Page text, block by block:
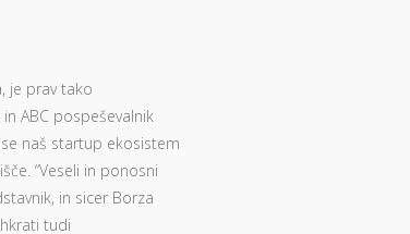
je prav tako
ABC pospeševalnik
naš startup ekosistem
“Veseli in ponosni
in sicer Borza
tudi